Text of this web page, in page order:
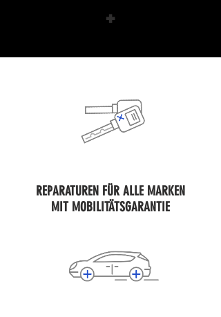
+
REPARATUREN FÜR ALLE MARKEN
MIT MOBILITÄTSGARANTIE